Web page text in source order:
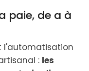
paie, de a à
l'automatisation
: les